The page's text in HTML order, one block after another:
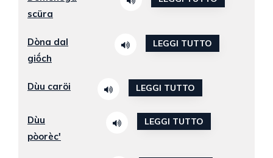
scüra
Dòna dal
giṍch
LEGGI TUTTO
Dùu caröi LEGGI TUTTO
Dùu
pòorèc'
LEGGI TUTTO